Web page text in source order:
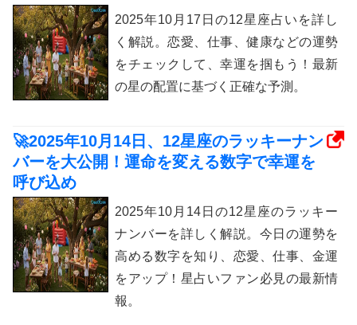
2025年10月17日の12星座占いを詳し
く解説。恋愛、仕事、健康などの運勢
をチェックして、幸運を掴もう！最新
の星の配置に基づく正確な予測。
🚀2025年10月14日、12星座のラッキーナン
バーを大公開！運命を変える数字で幸運を
呼び込め
2025年10月14日の12星座のラッキー
ナンバーを詳しく解説。今日の運勢を
高める数字を知り、恋愛、仕事、金運
をアップ！星占いファン必見の最新情
報。